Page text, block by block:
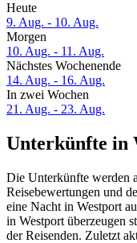
Heute
9. Aug. - 10. Aug.
Morgen
10. Aug. - 11. Aug.
Nächstes Wochenende
14. Aug. - 16. Aug.
In zwei Wochen
21. Aug. - 23. Aug.
Unterkünfte in
Die Unterkünfte werden
Reisebewertungen und
eine Nacht in Westport
in Westport überzeugen
der Reisenden. Zuletzt